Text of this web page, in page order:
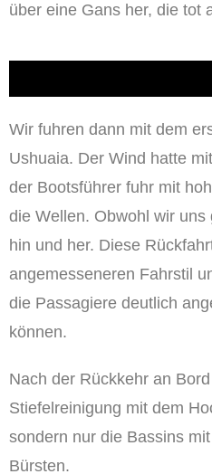
über eine Gans her, die tot
Wir fuhren dann mit dem
Ushuaia. Der Wind hatte
der Bootsführer fuhr mit
die Wellen. Obwohl wir
hin und her. Diese
angemesseneren Fahrstil
die Passagiere deutlich
können.
Nach der Rückkehr an
Stiefelreinigung mit dem
sondern nur die Bassins
Bürsten.